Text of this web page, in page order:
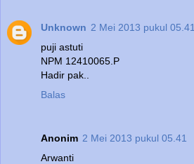
Unknown 2 Mei 2013 pukul 05.41
puji astuti
NPM 12410065.P
Hadir pak..
Balas
Anonim 2 Mei 2013 pukul 05.41
Arwanti